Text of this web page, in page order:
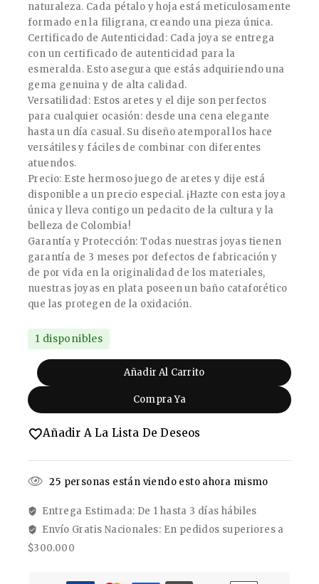
naturaleza. Cada pétalo y hoja está meticulosamente
formado en la filigrana, creando una pieza única.
Certificado de Autenticidad: Cada joya se entrega
con un certificado de autenticidad para la
esmeralda. Esto asegura que estás adquiriendo una
gema genuina y de alta calidad.
Versatilidad: Estos aretes y el dije son perfectos
para cualquier ocasión: desde una cena elegante
hasta un día casual. Su diseño atemporal los hace
versátiles y fáciles de combinar con diferentes
atuendos.
Precio: Este hermoso juego de aretes y dije está
disponible a un precio especial. ¡Hazte con esta joya
única y lleva contigo un pedacito de la cultura y la
belleza de Colombia!
Garantía y Protección: Todas nuestras joyas tienen
garantía de 3 meses por defectos de fabricación y
de por vida en la originalidad de los materiales,
nuestras joyas en plata poseen un baño cataforético
que las protegen de la oxidación.
1 disponibles
Añadir Al Carrito
Compra Ya
Añadir A La Lista De Deseos
25 personas están viendo esto ahora mismo
Entrega Estimada: De 1 hasta 3 días hábiles
Envío Gratis Nacionales: En pedidos superiores a
$300.000